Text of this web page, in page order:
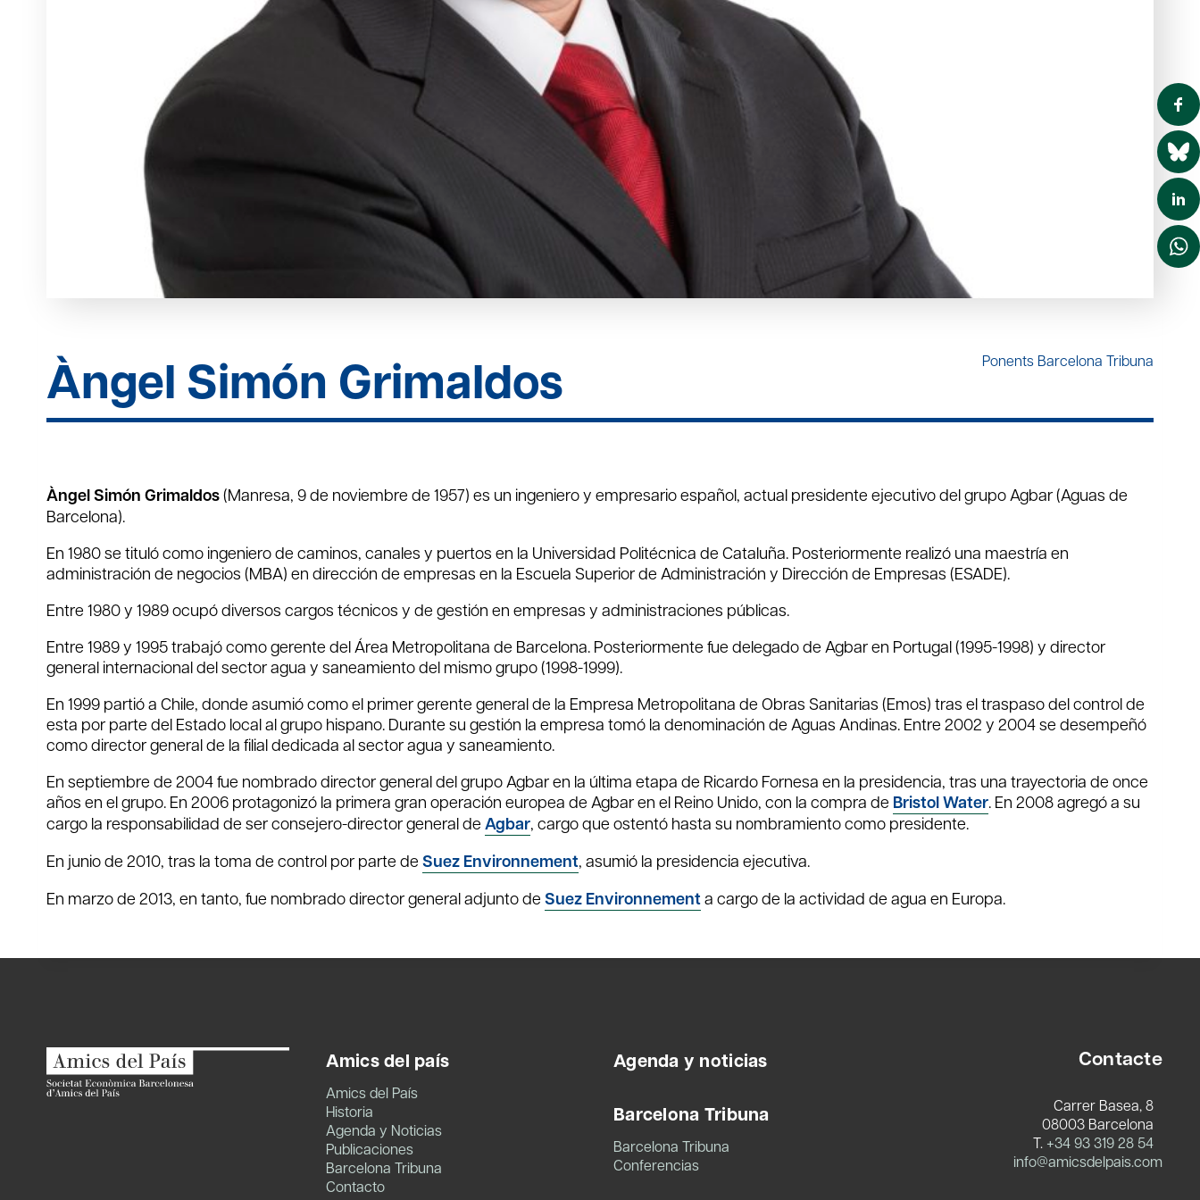
Àngel Simón Grimaldos Ponents Barcelona Tribuna
Àngel Simón Grimaldos(Manresa, 9 de noviembre de 1957) es un ingeniero y empresario español, actual presidente ejecutivo del grupo Agbar (Aguas de
Barcelona).
En 1980 se tituló como ingeniero de caminos, canales y puertos en la Universidad Politécnica de Cataluña. Posteriormente realizó una maestría en
administración de negocios (MBA) en dirección de empresas en la Escuela Superior de Administración y Dirección de Empresas (ESADE).
Entre 1980 y 1989 ocupó diversos cargos técnicos y de gestión en empresas y administraciones públicas.
Entre 1989 y 1995 trabajó como gerente del Área Metropolitana de Barcelona. Posteriormente fue delegado de Agbar en Portugal (1995-1998) y director
general internacional del sector agua y saneamiento del mismo grupo (1998-1999).
En 1999 partió a Chile, donde asumió como el primer gerente general de la Empresa Metropolitana de Obras Sanitarias (Emos) tras el traspaso del control de
esta por parte del Estado local al grupo hispano. ​Durante su gestión la empresa tomó la denominación de Aguas Andinas. ​Entre 2002 y 2004 se desempeñó
como director general de la filial dedicada al sector agua y saneamiento.
En septiembre de 2004 fue nombrado director general del grupo Agbar en la última etapa de Ricardo Fornesa en la presidencia, tras una trayectoria de once
años en el grupo. En 2006 protagonizó la primera gran operación europea de Agbar en el Reino Unido, con la compra de Bristol Water . En 2008 agregó a su
cargo la responsabilidad de ser consejero-director general de Agbar , cargo que ostentó hasta su nombramiento como presidente.
En junio de 2010, tras la toma de control por parte de Suez Environnement , asumió la presidencia ejecutiva.
En marzo de 2013, en tanto, fue nombrado director general adjunto de Suez Environnementa cargo de la actividad de agua en Europa.
Amics del país
Amics del País
Historia
Agenda y Noticias
Publicaciones
Barcelona Tribuna
Contacto
Agenda y noticias
Barcelona Tribuna
Barcelona Tribuna
Conferencias
Contacte
Carrer Basea, 8
08003 Barcelona
T. +34 93 319 28 54
info@amicsdelpais.com